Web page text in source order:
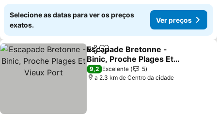
Selecione as datas para ver os preços
exatos.
Ver preços
PartilharAdicionar aos favoritos
Escapade Bretonne -
Binic, Proche Plages Et
Vieux Port
Ver preços
9,2 Excelente
5
a 2.3 km de Centro da cidade